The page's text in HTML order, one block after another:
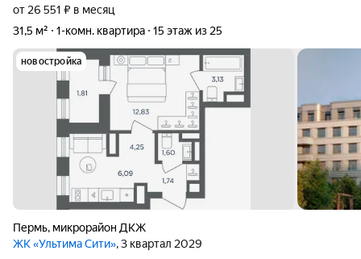
от 26 551 ₽ в месяц
31,5 м²
1-комн. квартира 15 этаж из 25
новостройка
Пермь, микрорайон ДКЖ
ЖК «Ультима Сити», 3 квартал 2029